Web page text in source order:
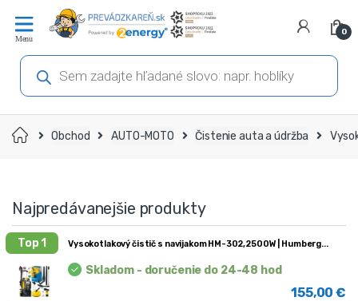
navigáciu
obsah
0
Products
search
Domov Obchod AUTO-MOTO Čistenie auta a údržba
Najpredávanejšie produkty
Top 1 Vysokotlakový čistič s navijakom HM-302, 2500W | Humberg
155,00€
Skladom - doručenie do 24-48 hod